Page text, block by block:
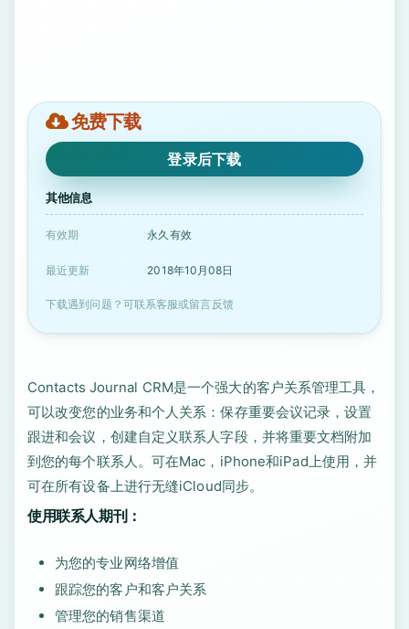
免费下载
登录后下载
其他信息
有效期 永久有效
最近更新 2018年10月08日
下载遇到问题？可联系客服或留言反馈
Contacts Journal CRM是一个强大的客户关系管理工具，
可以改变您的业务和个人关系：保存重要会议记录，设置
跟进和会议，创建自定义联系人字段，并将重要文档附加
到您的每个联系人。可在Mac，iPhone和iPad上使用，并
可在所有设备上进行无缝iCloud同步。
使用联系人期刊：
为您的专业网络增值
跟踪您的客户和客户关系
管理您的销售渠道